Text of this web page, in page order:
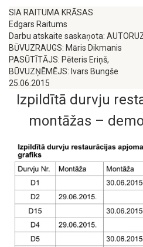
SIA RAITUMA KRĀSAS
Edgars Raitums
Darbu atskaite saskaņota:
BŪVUZRAUGS: Māris Dikmanis
PASŪTĪTĀJS: Pēteris Eriņš,
BŪVUZŅĒMĒJS: Ivars Bungše
25.06.2015
Izpildītā durvju
montāžas –